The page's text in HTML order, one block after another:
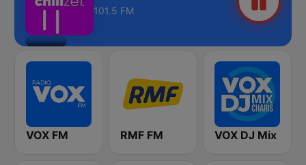
101.5 FM
VOX FM RMF FM VOX DJ Mix